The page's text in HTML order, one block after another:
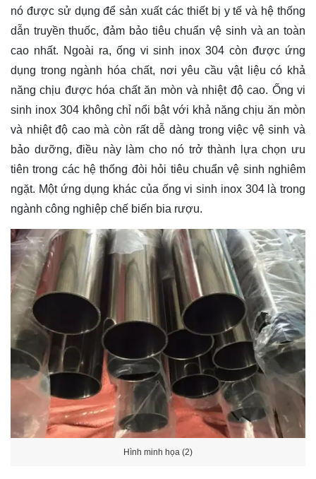
nó được sử dụng để sản xuất các thiết bị y tế và hệ thống
dẫn truyền thuốc, đảm bảo tiêu chuẩn vệ sinh và an toàn
cao nhất. Ngoài ra, ống vi sinh inox 304 còn được ứng
dụng trong ngành hóa chất, nơi yêu cầu vật liệu có khả
năng chịu được hóa chất ăn mòn và nhiệt độ cao. Ống vi
sinh inox 304 không chỉ nổi bật với khả năng chịu ăn mòn
và nhiệt độ cao mà còn rất dễ dàng trong việc vệ sinh và
bảo dưỡng, điều này làm cho nó trở thành lựa chọn ưu
tiên trong các hệ thống đòi hỏi tiêu chuẩn vệ sinh nghiêm
ngặt. Một ứng dụng khác của ống vi sinh inox 304 là trong
ngành công nghiệp chế biến bia rượu.
Hình minh họa (2)